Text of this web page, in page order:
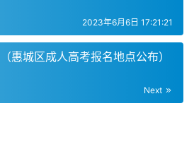
用吗？
薪资待遇。因此，我们可以肯定的
2023年6月6日 17:21:21
惠城区成人高考报名地点公布）
Next